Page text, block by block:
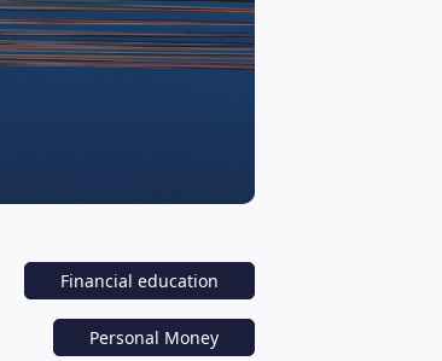
Financial education
Personal Money